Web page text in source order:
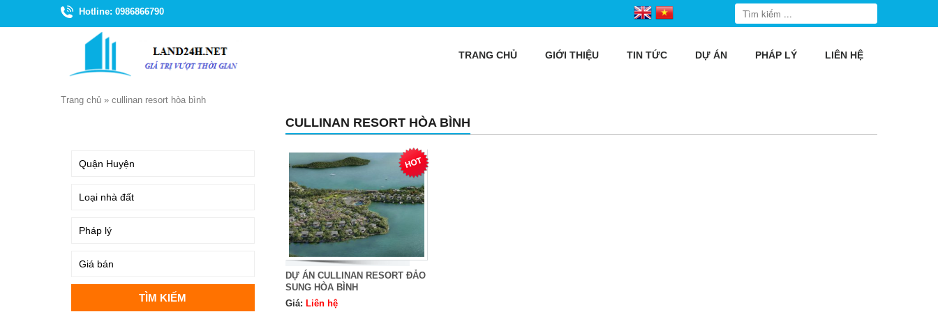
Hotline: 0986866790
TRANG CHỦ GIỚI THIỆU TIN TỨC DỰ ÁN PHÁP LÝ LIÊN HỆ
Trang chủ » cullinan resort hòa bình
CULLINAN RESORT HÒA BÌNH
DỰ ÁN CULLINAN RESORT ĐẢO
SUNG HÒA BÌNH
Giá: Liên hệ